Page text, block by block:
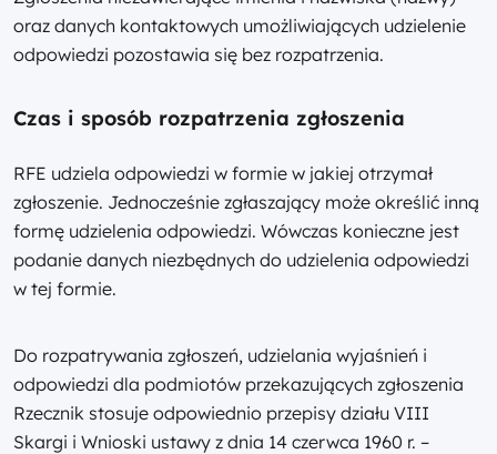
oraz danych kontaktowych umożliwiających udzielenie
odpowiedzi pozostawia się bez rozpatrzenia.
Czas i sposób rozpatrzenia zgłoszenia
RFE udziela odpowiedzi w formie w jakiej otrzymał
zgłoszenie. Jednocześnie zgłaszający może określić inną
formę udzielenia odpowiedzi. Wówczas konieczne jest
podanie danych niezbędnych do udzielenia odpowiedzi
w tej formie.
Do rozpatrywania zgłoszeń, udzielania wyjaśnień i
odpowiedzi dla podmiotów przekazujących zgłoszenia
Rzecznik stosuje odpowiednio przepisy działu VIII
Skargi i Wnioski ustawy z dnia 14 czerwca 1960 r. –